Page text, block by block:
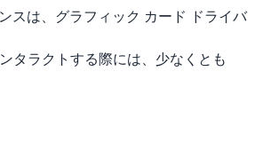
スは、グラフィック カード ドライバ
タラクトする際には、少なくとも